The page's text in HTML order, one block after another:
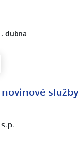
dubna
služby